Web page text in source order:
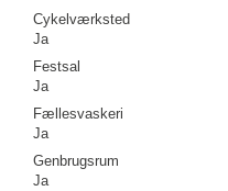
Cykelværksted
Ja
Festsal
Ja
Fællesvaskeri
Ja
Genbrugsrum
Ja